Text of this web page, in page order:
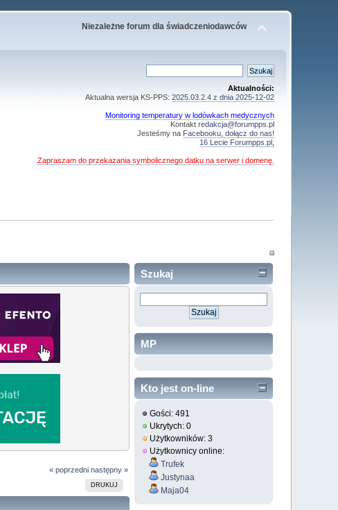
Niezależne forum dla świadczeniodawców
Aktualności:
Aktualna wersja KS-PPS: 2025.03.2.4 z dnia 2025-12-02
Monitoring temperatury w lodówkach medycznych
Kontakt redakcja@forumpps.pl
Jesteśmy na Facebooku, dołącz do nas!
16 Lecie Forumpps.pl,
Zapraszam do przekazania symbolicznego datku na serwer i domenę.
« poprzedni następny »
DRUKUJ
Szukaj
MP
Kto jest on-line
Gości: 491
Ukrytych: 0
Użytkowników: 3
Użytkownicy online:
Trufek
Justynaa
Maja04